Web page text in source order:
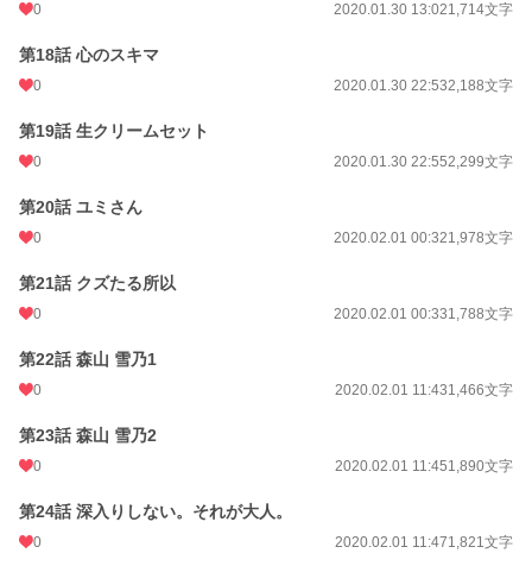
0 2020.01.30 13:021,714文字
第18話 心のスキマ
0 2020.01.30 22:532,188文字
第19話 生クリームセット
0 2020.01.30 22:552,299文字
第20話 ユミさん
0 2020.02.01 00:321,978文字
第21話 クズたる所以
0 2020.02.01 00:331,788文字
第22話 森山 雪乃1
0 2020.02.01 11:431,466文字
第23話 森山 雪乃2
0 2020.02.01 11:451,890文字
第24話 深入りしない。それが大人。
0 2020.02.01 11:471,821文字